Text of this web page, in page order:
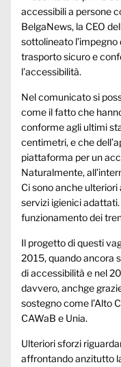
accessibili a persone
BelgaNews, la CEO
sottolineato l’impegno
trasporto sicuro e
l’accessibilità.
Nel comunicato si
come il fatto che
conforme agli ultimi
centimetri, e che
piattaforma per un
Naturalmente,
Ci sono anche ulteriori
servizi igienici
funzionamento dei
Il progetto di questi
2015, quando ancora
di accessibilità e nel
davvero, anchge
sostegno come l’Alto
CAWaB e Unia.
Ulteriori sforzi
affrontando anzitutto